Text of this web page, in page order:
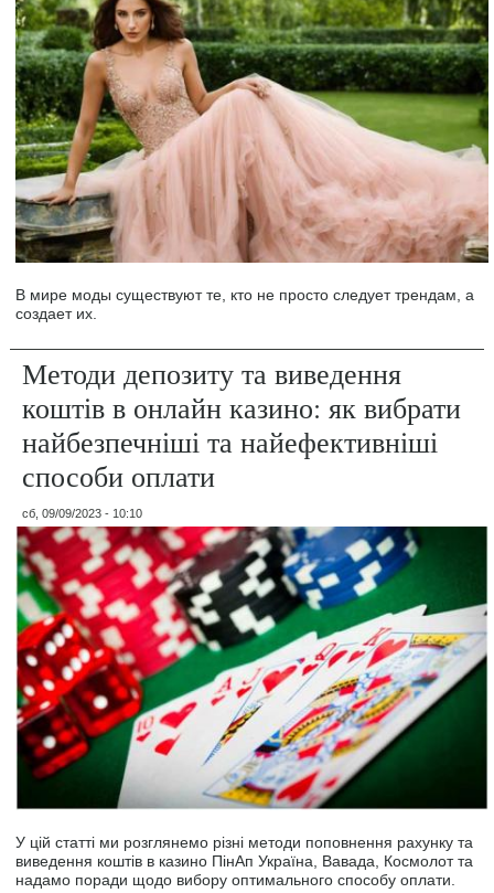
В мире моды существуют те, кто не просто следует трендам, а
создает их.
Методи депозиту та виведення
коштів в онлайн казино: як вибрати
найбезпечніші та найефективніші
способи оплати
сб, 09/09/2023 - 10:10
У цій статті ми розглянемо різні методи поповнення рахунку та
виведення коштів в казино ПінАп Україна, Вавада, Космолот та
надамо поради щодо вибору оптимального способу оплати.